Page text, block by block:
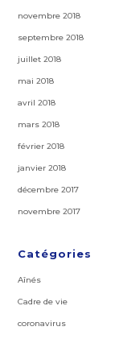
novembre 2018
septembre 2018
juillet 2018
mai 2018
avril 2018
mars 2018
février 2018
janvier 2018
décembre 2017
novembre 2017
Catégories
Aînés
Cadre de vie
coronavirus